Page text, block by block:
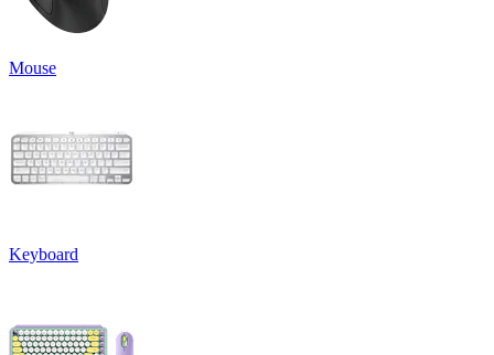
Mouse
Keyboard